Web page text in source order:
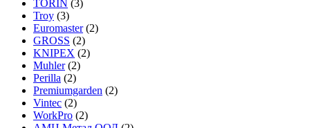
TORIN (3)
Troy (3)
Euromaster (2)
GROSS (2)
KNIPEX (2)
Muhler (2)
Perilla (2)
Premiumgarden (2)
Vintec (2)
WorkPro (2)